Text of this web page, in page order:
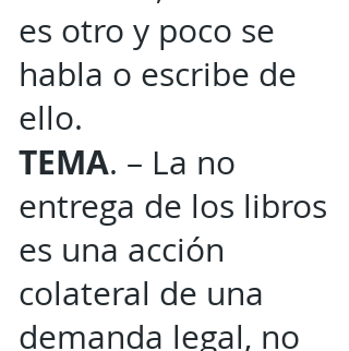
es otro y poco se
habla o escribe de
ello.
TEMA. – La no
entrega de los libros
es una acción
colateral de una
demanda legal, no